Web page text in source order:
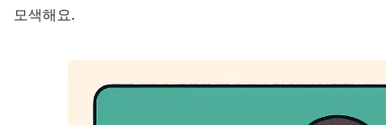
모색해요.